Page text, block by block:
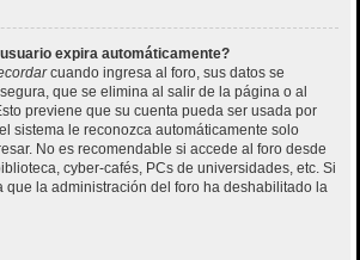
expira automáticamente?
cuando ingresa al foro, sus datos se
que se elimina al salir de la página o al
previene que su cuenta pueda ser usada por
sistema le reconozca automáticamente solo
No es recomendable si accede al foro desde
cyber-cafés, PCs de universidades, etc. Si
que la administración del foro ha deshabilitado la